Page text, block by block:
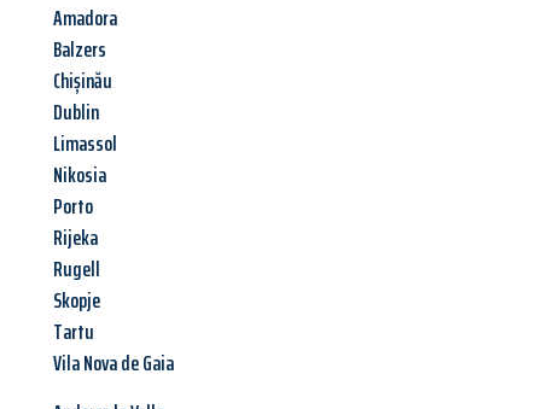
Amadora
Balzers
Chișinău
Dublin
Limassol
Nikosia
Porto
Rijeka
Rugell
Skopje
Tartu
Vila Nova de Gaia